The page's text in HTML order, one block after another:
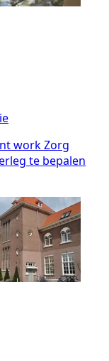
workZorg
te bepalen